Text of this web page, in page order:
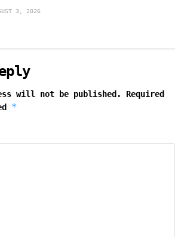
3, 2026
will not be published.
Required
*